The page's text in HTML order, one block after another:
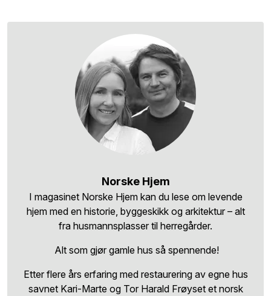
Norske Hjem
I magasinet Norske Hjem kan du lese om levende
hjem med en historie, byggeskikk og arkitektur – alt
fra husmannsplasser til herregårder.
Alt som gjør gamle hus så spennende!
Etter flere års erfaring med restaurering av egne hus
savnet Kari-Marte og Tor Harald Frøyset et norsk